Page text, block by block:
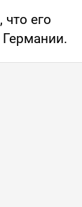
его